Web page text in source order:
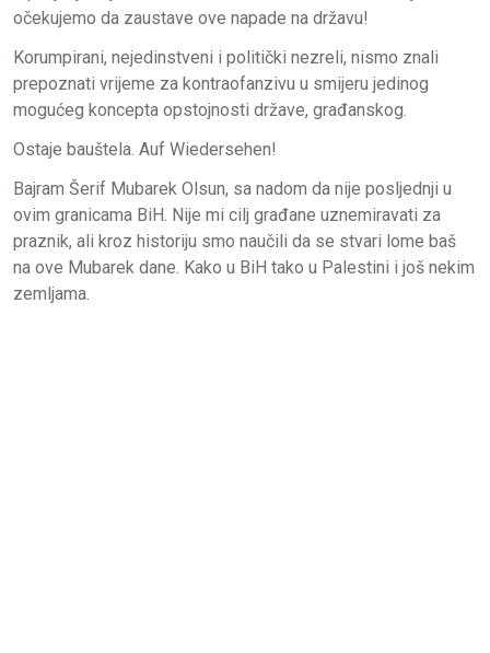
očekujemo da zaustave ove napade na državu!
Korumpirani, nejedinstveni i politički nezreli, nismo znali
prepoznati vrijeme za kontraofanzivu u smijeru jedinog
mogućeg koncepta opstojnosti države, građanskog.
Ostaje bauštela. Auf Wiedersehen!
Bajram Šerif Mubarek Olsun, sa nadom da nije posljednji u
ovim granicama BiH. Nije mi cilj građane uznemiravati za
praznik, ali kroz historiju smo naučili da se stvari lome baš
na ove Mubarek dane. Kako u BiH tako u Palestini i još nekim
zemljama.